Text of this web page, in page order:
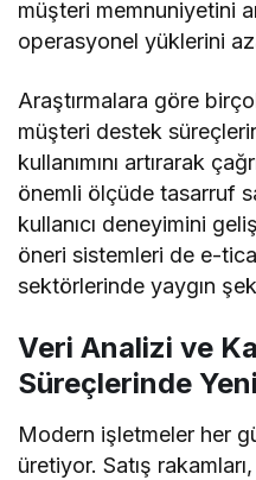
müşteri memnuniyetini
operasyonel yüklerini
Araştırmalara göre
müşteri destek
kullanımını artırarak
önemli ölçüde tasarruf
kullanıcı deneyimini
öneri sistemleri de e-
sektörlerinde yaygın
Veri Analizi ve
Süreçlerinde
Modern işletmeler her
üretiyor. Satış